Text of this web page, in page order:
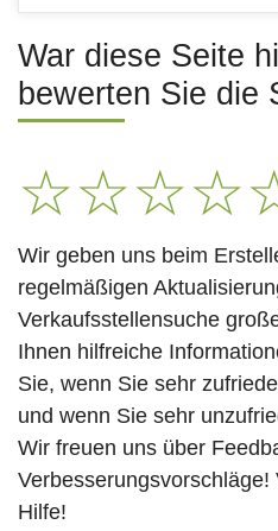
War diese Seite
bewerten Sie die
☆☆☆☆
Wir geben uns beim
regelmäßigen
Verkaufsstellensuche
Ihnen hilfreiche
Sie, wenn Sie sehr
und wenn Sie sehr
Wir freuen uns über
Hilfe!